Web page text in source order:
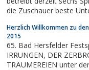
die Zuschauer beste
Dome Köln, der Admiralspalast in Berlin, das Musical Theater
Bremen und das
Herzlich Willkommen zu
2015
65. Bad Hersfelder Festspiele
IRRUNGEN, DER ZERBROCHNE KRUG und SOMMERNACHTS-
TRÄUMEREIEN unter